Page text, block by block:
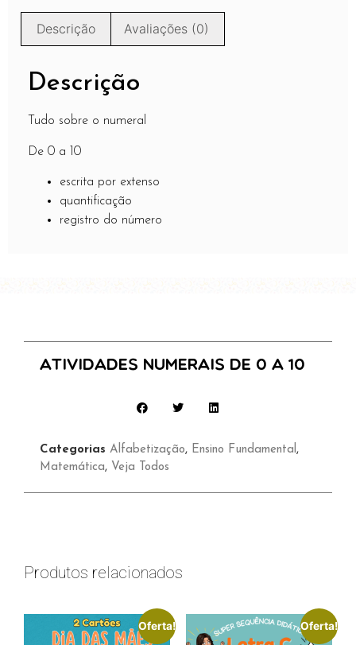
Descrição Avaliações (0)
Descrição
Tudo sobre o numeral
De 0 a 10
escrita por extenso
quantificação
registro do número
Atividades Numerais de 0 a 10
Categorias Alfabetização, Ensino Fundamental,
Matemática, Veja Todos
Produtos relacionados
Oferta! Oferta!